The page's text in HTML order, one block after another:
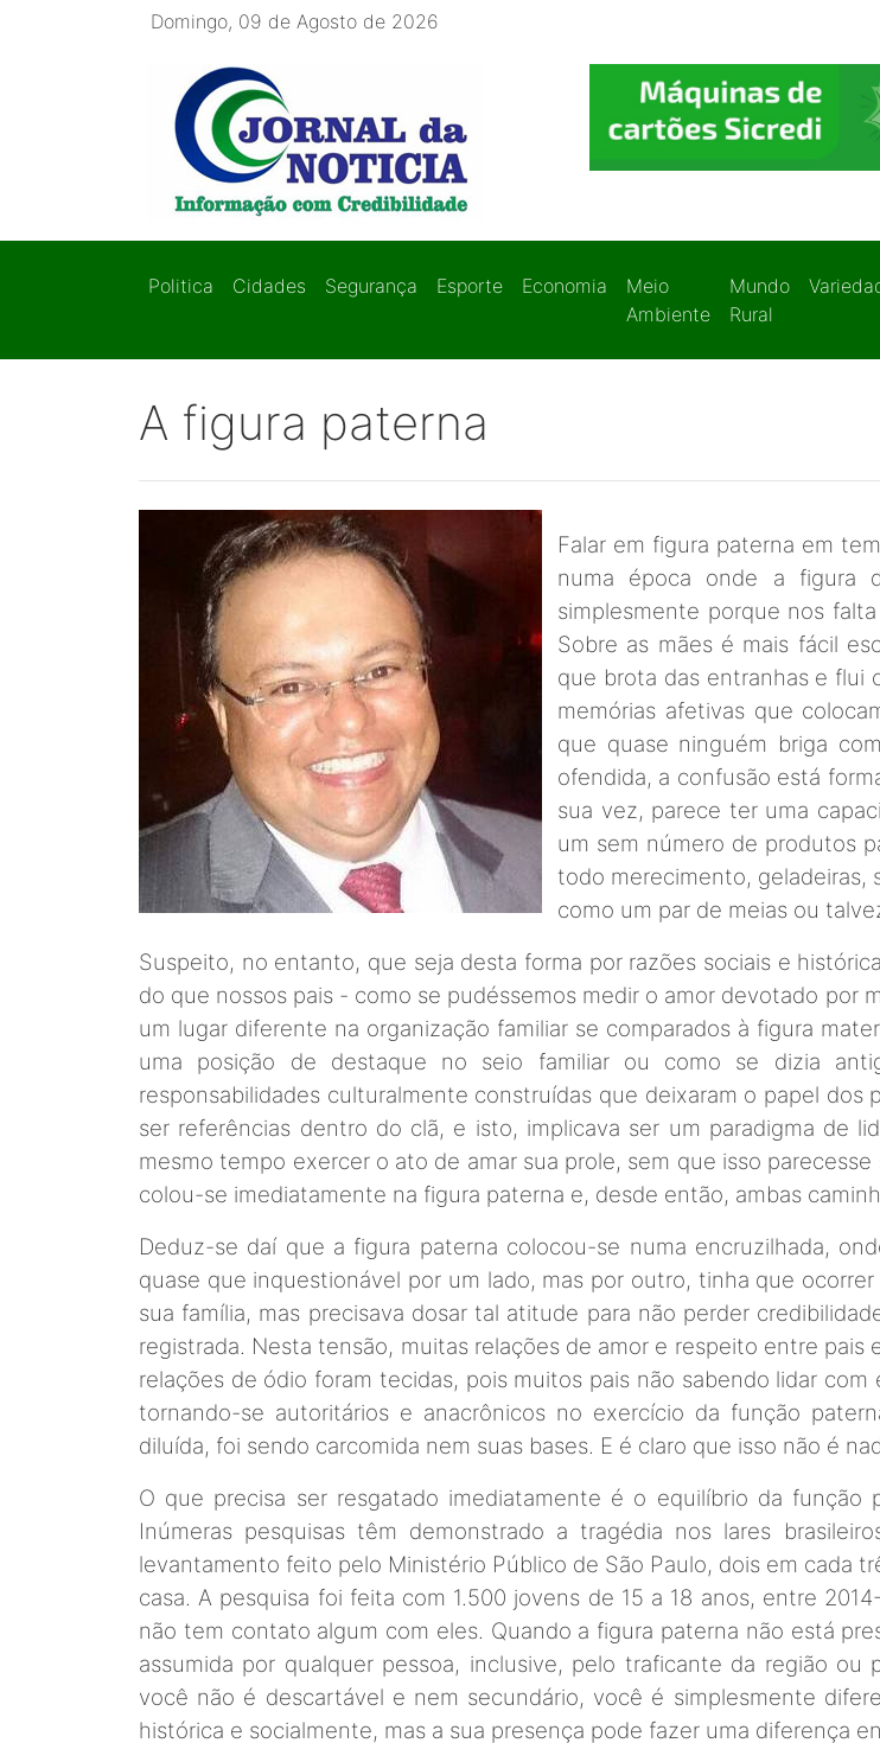
Domingo, 09 de Agosto de 2026
Politica Cidades Segurança Esporte Economia
Meio
Ambiente
Mundo
Rural
A figura paterna
Falar em figura paterna em
numa época onde a figura
simplesmente porque nos
Sobre as mães é mais fácil
que brota das entranhas e flui
memórias afetivas que
que quase ninguém briga
ofendida, a confusão está
sua vez, parece ter uma
um sem número de produtos
todo merecimento, geladeiras,
como um par de meias ou
Suspeito, no entanto, que seja desta forma por razões sociais e
do que nossos pais - como se pudéssemos medir o amor devotado por
um lugar diferente na organização familiar se comparados à figura
uma posição de destaque no seio familiar ou como se dizia
responsabilidades culturalmente construídas que deixaram o papel
ser referências dentro do clã, e isto, implicava ser um paradigma de
mesmo tempo exercer o ato de amar sua prole, sem que isso
colou-se imediatamente na figura paterna e, desde então, ambas
Deduz-se daí que a figura paterna colocou-se numa encruzilhada,
quase que inquestionável por um lado, mas por outro, tinha que
sua família, mas precisava dosar tal atitude para não perder
registrada. Nesta tensão, muitas relações de amor e respeito entre
relações de ódio foram tecidas, pois muitos pais não sabendo lidar
tornando-se autoritários e anacrônicos no exercício da função
diluída, foi sendo carcomida nem suas bases. E é claro que isso não é
O que precisa ser resgatado imediatamente é o equilíbrio da
Inúmeras pesquisas têm demonstrado a tragédia nos lares
levantamento feito pelo Ministério Público de São Paulo, dois em cada
casa. A pesquisa foi feita com 1.500 jovens de 15 a 18 anos, entre
não tem contato algum com eles. Quando a figura paterna não está
assumida por qualquer pessoa, inclusive, pelo traficante da região
você não é descartável e nem secundário, você é simplesmente
histórica e socialmente, mas a sua presença pode fazer uma diferença